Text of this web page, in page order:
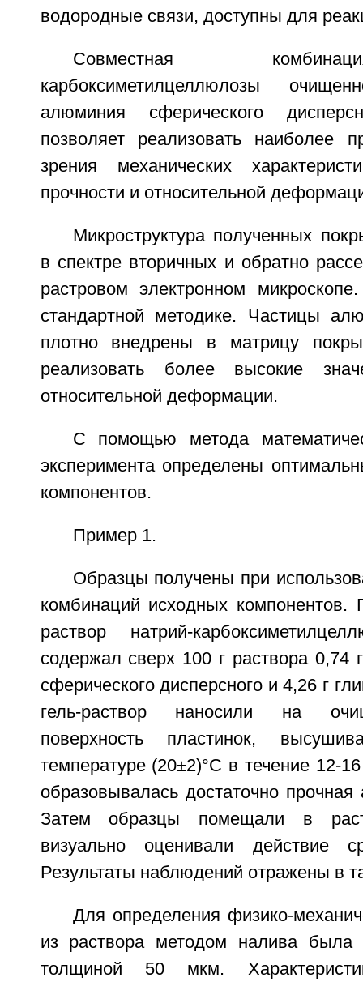
водородные связи, доступны для
Совместная
карбоксиметилцеллюлозы
алюминия сферического
позволяет реализовать наиболее
зрения механических
прочности и относительной
Микроструктура полученных
в спектре вторичных и обратно
растровом электронном
стандартной методике. Частицы
плотно внедрены в матрицу
реализовать более высокие
относительной деформации.
С помощью метода
эксперимента определены
компонентов.
Пример 1.
Образцы получены при
комбинаций исходных компонентов.
раствор натрий-
содержал сверх 100 г раствора
сферического дисперсного и 4,26 г
гель-раствор наносили на
поверхность пластинок,
температуре (20±2)°С в течение 12-
образовывалась достаточно прочная
Затем образцы помещали в
визуально оценивали действие
Результаты наблюдений отражены в
Для определения физико-
из раствора методом налива была
толщиной 50 мкм.